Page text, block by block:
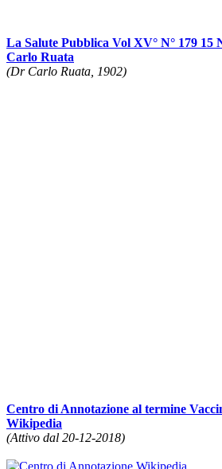
La Salute Pubblica Vol XV° N° 179 15
Carlo Ruata
(Dr Carlo Ruata, 1902)
Centro di Annotazione al termine
Wikipedia
(Attivo dal 20-12-2018)